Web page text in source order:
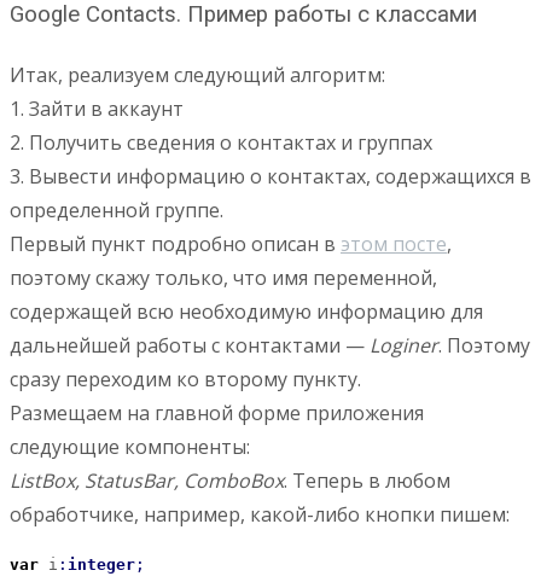
Google Contacts. Пример работы с классами
Итак, реализуем следующий алгоритм:
1. Зайти в аккаунт
2. Получить сведения о контактах и группах
3. Вывести информацию о контактах, содержащихся в
определенной группе.
Первый пункт подробно описан в этом посте,
поэтому скажу только, что имя переменной,
содержащей всю необходимую информацию для
дальнейшей работы с контактами — Loginer. Поэтому
сразу переходим ко второму пункту.
Размещаем на главной форме приложения
следующие компоненты:
ListBox, StatusBar, ComboBox. Теперь в любом
обработчике, например, какой-либо кнопки пишем:
var i : integer ;